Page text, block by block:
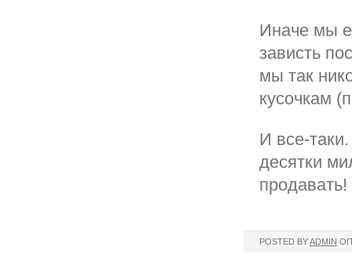
Иначе мы
зависть
мы так
кусочкам
И все-
десятки
продавать!
POSTED BYADMIN